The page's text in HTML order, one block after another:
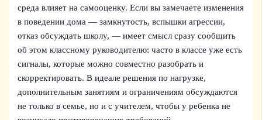
среда влияет на самооценку. Если вы замечаете изменения
в поведении дома — замкнутость, вспышки агрессии,
отказ обсуждать школу, — имеет смысл сразу сообщить
об этом классному руководителю: часто в классе уже есть
сигналы, которые можно совместно разобрать и
скорректировать. В идеале решения по нагрузке,
дополнительным занятиям и ограничениям обсуждаются
не только в семье, но и с учителем, чтобы у ребенка не